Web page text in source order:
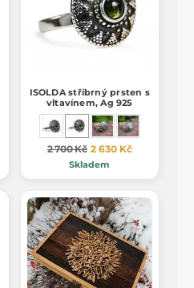
ISOLDA stříbrný prsten s
vltavínem, Ag 925
2 700 Kč 2 630 Kč
Skladem